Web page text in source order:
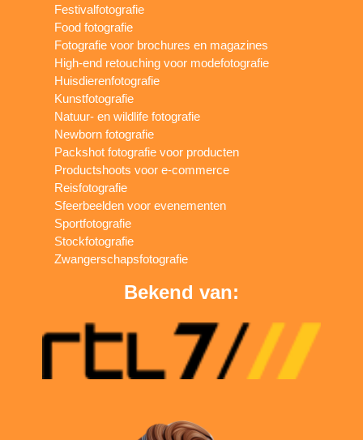
Festivalfotografie
Food fotografie
Fotografie voor brochures en magazines
High-end retouching voor modefotografie
Huisdierenfotografie
Kunstfotografie
Natuur- en wildlife fotografie
Newborn fotografie
Packshot fotografie voor producten
Productshoots voor e-commerce
Reisfotografie
Sfeerbeelden voor evenementen
Sportfotografie
Stockfotografie
Zwangerschapsfotografie
Bekend van: